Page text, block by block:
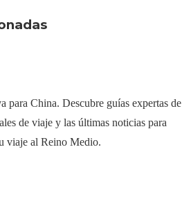
para China. Descubre guías expertas de
de viaje y las últimas noticias para
viaje al Reino Medio.